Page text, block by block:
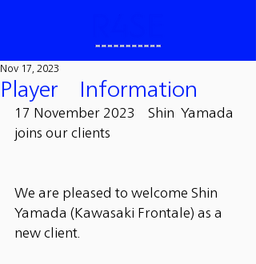
Player Information
Nov 17, 2023
17 November 2023　Shin  Yamada
joins our clients
We are pleased to welcome Shin
Yamada (Kawasaki Frontale) as a
new client.